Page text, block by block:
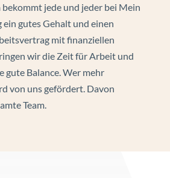
jede und jeder bei Mein
gutes Gehalt und einen
mit finanziellen
wir die Zeit für Arbeit und
gute Balance. Wer mehr
von uns gefördert. Davon
Team.